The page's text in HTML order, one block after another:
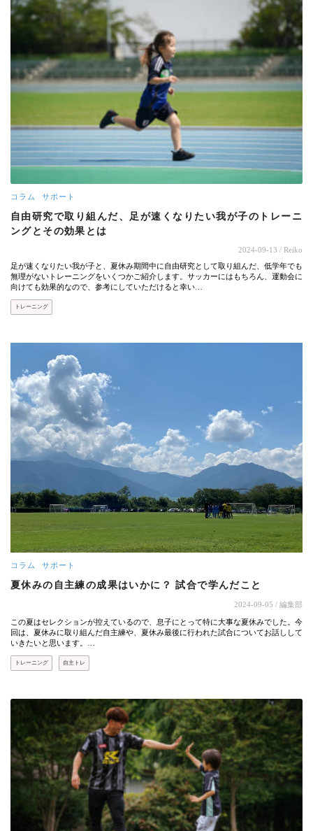
コラム サポート
自由研究で取り組んだ、足が速くなりたい我が子のトレーニ
ングとその効果とは
2024-09-13 / Reiko
足が速くなりたい我が子と、夏休み期間中に自由研究として取り組んだ、低学年でも
無理がないトレーニングをいくつかご紹介します。サッカーにはもちろん、運動会に
向けても効果的なので、参考にしていただけると幸い…
トレーニング
コラム サポート
夏休みの自主練の成果はいかに？ 試合で学んだこと
2024-09-05 / 編集部
この夏はセレクションが控えているので、息子にとって特に大事な夏休みでした。今
回は、夏休みに取り組んだ自主練や、夏休み最後に行われた試合についてお話しして
いきたいと思います。…
トレーニング 自主トレ